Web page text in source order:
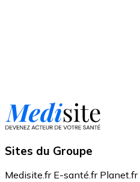
Sites du Groupe
Medisite.fr E-santé.fr Planet.fr